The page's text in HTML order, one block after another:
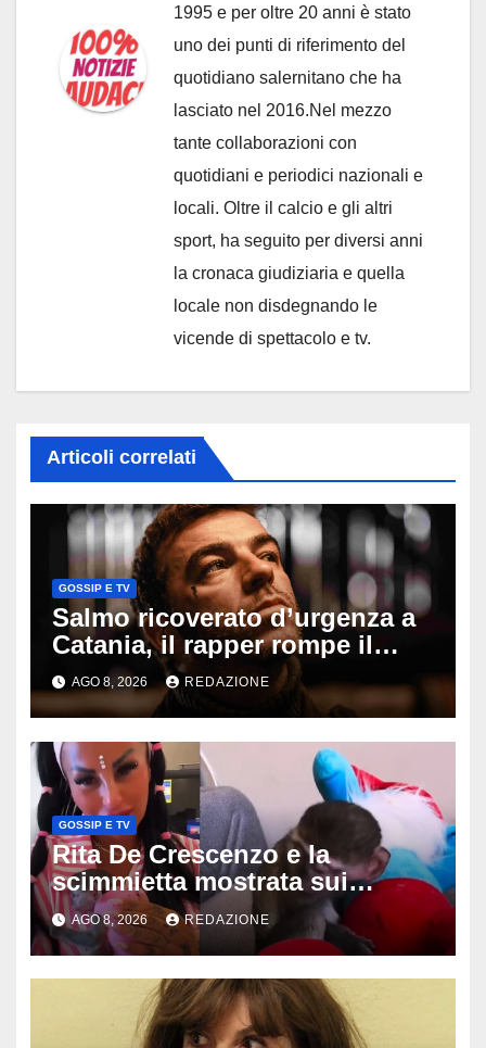
1995 e per oltre 20 anni è stato
uno dei punti di riferimento del
quotidiano salernitano che ha
lasciato nel 2016.Nel mezzo
tante collaborazioni con
quotidiani e periodici nazionali e
locali. Oltre il calcio e gli altri
sport, ha seguito per diversi anni
la cronaca giudiziaria e quella
locale non disdegnando le
vicende di spettacolo e tv.
Articoli correlati
GOSSIP E TV
Salmo ricoverato d’urgenza a
Catania, il rapper rompe il
silenzio dopo la notte in
ospedale: come sta e cosa
succede al tour
AGO 8, 2026 REDAZIONE
GOSSIP E TV
Rita De Crescenzo e la
scimmietta mostrata sui
social: scattano esposti, cosa
rischia l’influencer
AGO 8, 2026 REDAZIONE